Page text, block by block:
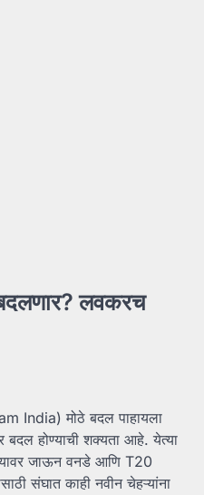
बदलणार? लवकरच
India) मोठे बदल पाहायला
बदल होण्याची शक्यता आहे. येत्या
जाऊन वनडे आणि T20
संघात काही नवीन चेहऱ्यांना